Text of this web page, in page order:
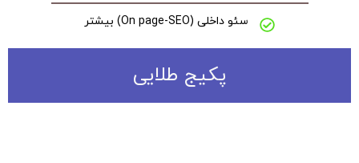
سئو داخلی (On page-SEO) بیشتر
پکیج طلایی